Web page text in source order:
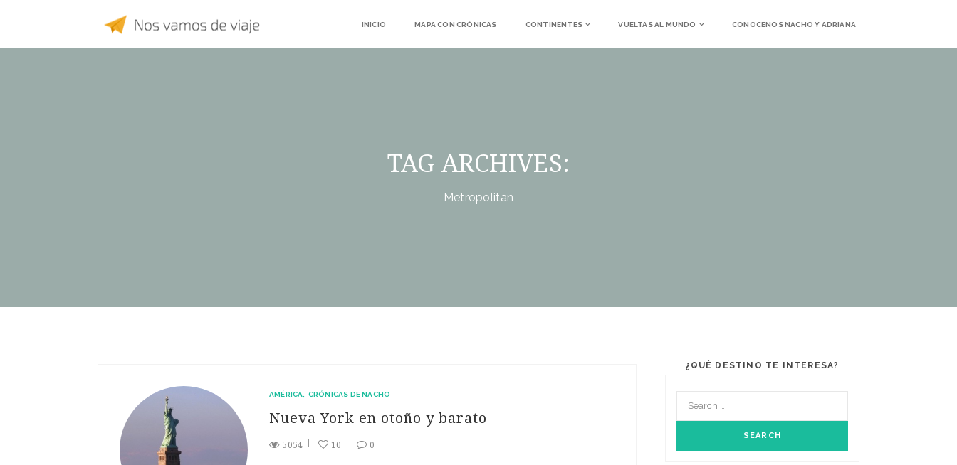
INICIO MAPA CON CRÓNICAS CONTINENTES VUELTAS AL MUNDO CONOCENOS NACHO Y ADRIANA
TAG ARCHIVES:
Metropolitan
AMÉRICA CRÓNICAS DE NACHO
Nueva York en otoño y barato
5054 10 0
¿QUÉ DESTINO TE INTERESA?